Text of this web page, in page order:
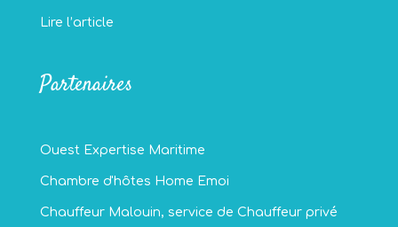
Lire l’article
Partenaires
Ouest Expertise Maritime
Chambre d'hôtes Home Emoi
Chauffeur Malouin, service de Chauffeur privé